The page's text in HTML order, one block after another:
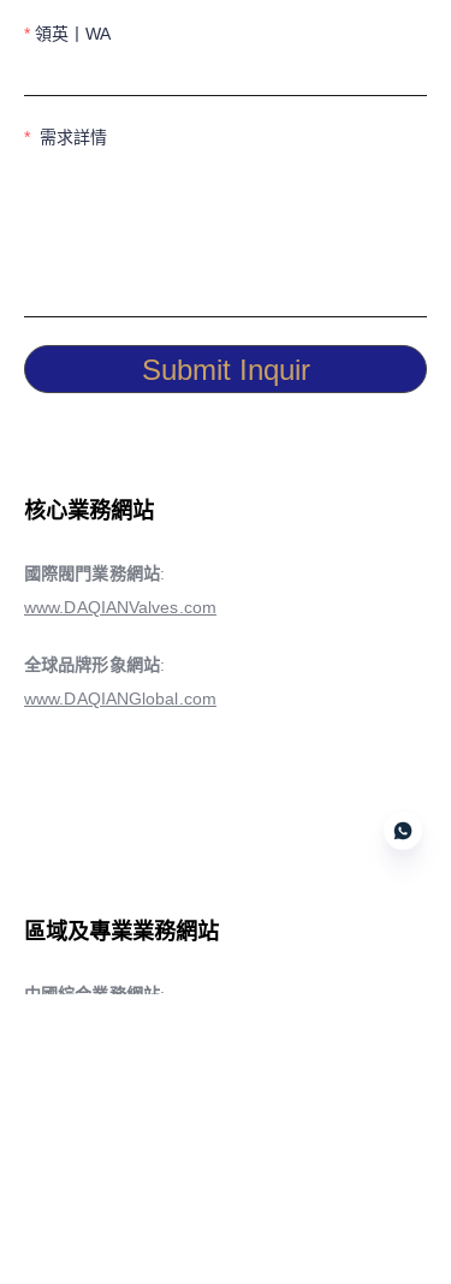
領英丨WA
需求詳情
Submit Inquir
核心業務網站
國際閥門業務網站:
www.DAQIANValves.com
全球品牌形象網站:
www.DAQIANGlobal.com
區域及專業業務網站
中國綜合業務網站: